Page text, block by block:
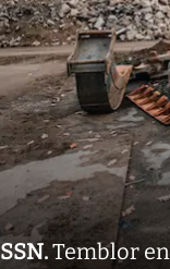
SSN.Temblor